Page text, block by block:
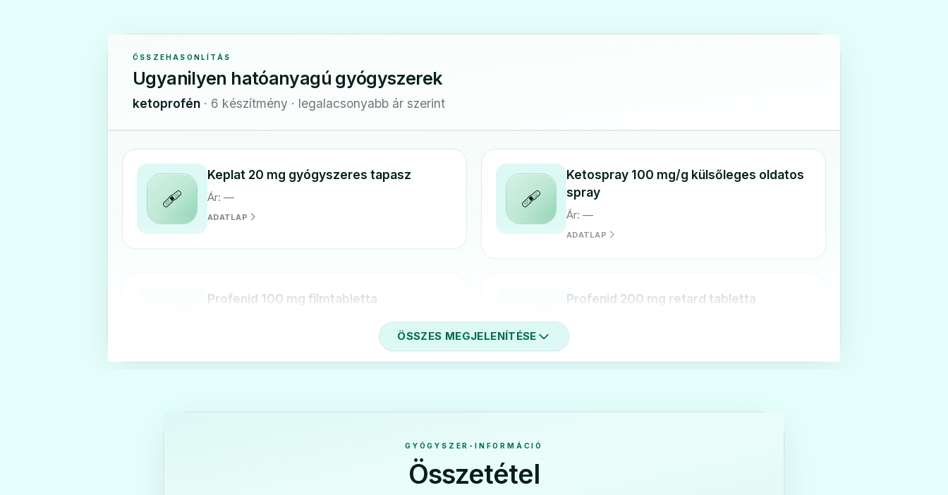
ÖSSZEHASONLÍTÁS
Ugyanilyen hatóanyagú gyógyszerek
ketoprofén · 6 készítmény · legalacsonyabb ár szerint
🩹
Keplat 20 mg gyógyszeres tapasz
Ár: —
ADATLAP
🩹
Ketospray 100 mg/g külsőleges oldatos
spray
Ár: —
ADATLAP
Profenid 100 mg filmtabletta
🩹
Profenid 200 mg retard tabletta
ADATLAP
🩹
Profenid por oldatos infúzióhoz
ÖSSZES MEGJELENÍTÉSE
GYÓGYSZER-INFORMÁCIÓ
Összetétel